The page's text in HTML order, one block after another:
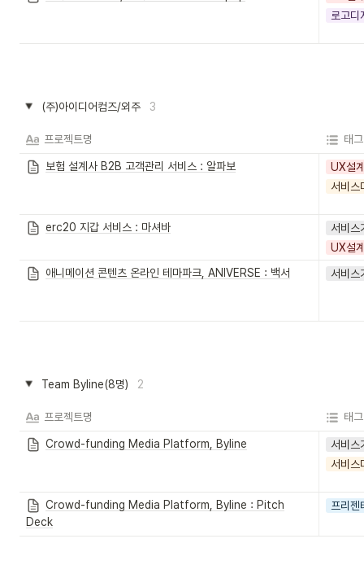
로고디
(주)아이디어컴즈/외주 3
프로젝트명 태그
보험 설계사 B2B 고객관리 서비스 : 알파보
UX설
서비스
erc20 지갑 서비스 : 마셔바
서비스
UX설
애니메이션 콘텐츠 온라인 테마파크, ANIVERSE : 백서
서비스
Team Byline(8명) 2
프로젝트명 태그
Crowd-funding Media Platform, Byline
서비스
서비스
Crowd-funding Media Platform, Byline : Pitch
Deck
프리젠